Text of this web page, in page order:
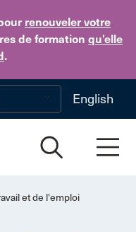
renouveler votre
de formation qu’elle
.
Skip to main content
English
et de l'emploi